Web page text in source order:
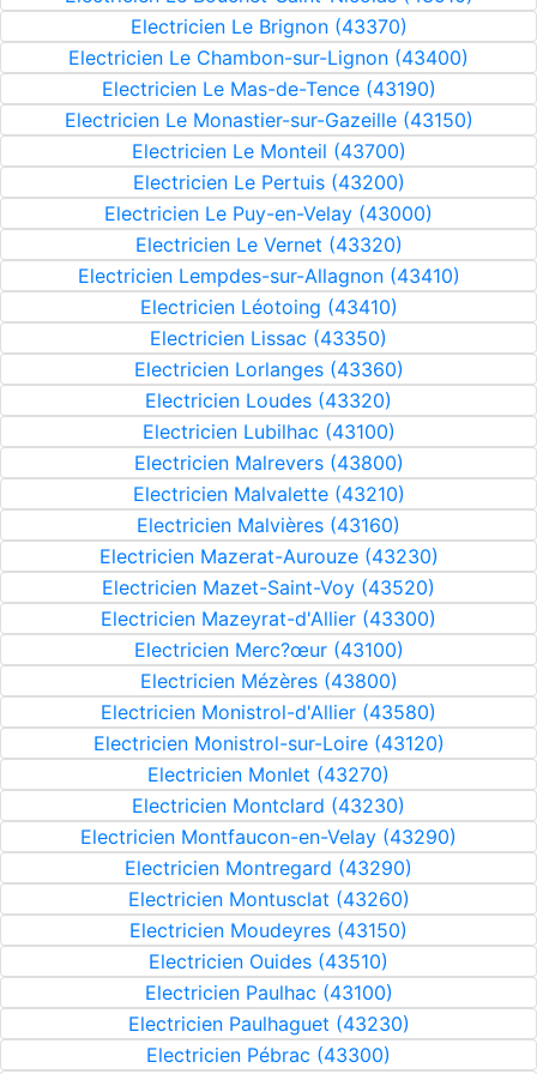
Electricien Le Brignon (43370)
Electricien Le Chambon-sur-Lignon (43400)
Electricien Le Mas-de-Tence (43190)
Electricien Le Monastier-sur-Gazeille (43150)
Electricien Le Monteil (43700)
Electricien Le Pertuis (43200)
Electricien Le Puy-en-Velay (43000)
Electricien Le Vernet (43320)
Electricien Lempdes-sur-Allagnon (43410)
Electricien Léotoing (43410)
Electricien Lissac (43350)
Electricien Lorlanges (43360)
Electricien Loudes (43320)
Electricien Lubilhac (43100)
Electricien Malrevers (43800)
Electricien Malvalette (43210)
Electricien Malvières (43160)
Electricien Mazerat-Aurouze (43230)
Electricien Mazet-Saint-Voy (43520)
Electricien Mazeyrat-d'Allier (43300)
Electricien Merc?œur (43100)
Electricien Mézères (43800)
Electricien Monistrol-d'Allier (43580)
Electricien Monistrol-sur-Loire (43120)
Electricien Monlet (43270)
Electricien Montclard (43230)
Electricien Montfaucon-en-Velay (43290)
Electricien Montregard (43290)
Electricien Montusclat (43260)
Electricien Moudeyres (43150)
Electricien Ouides (43510)
Electricien Paulhac (43100)
Electricien Paulhaguet (43230)
Electricien Pébrac (43300)